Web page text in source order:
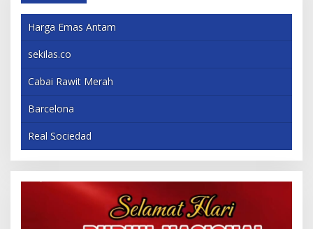
Harga Emas Antam
sekilas.co
Cabai Rawit Merah
Barcelona
Real Sociedad